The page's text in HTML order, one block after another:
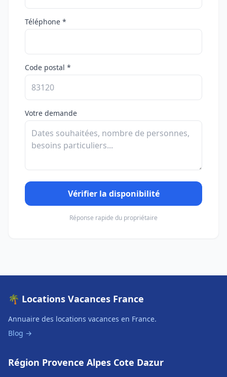
Téléphone *
Code postal *
Votre demande
Vérifier la disponibilité
Réponse rapide du propriétaire
🌴 Locations Vacances France
Annuaire des locations vacances en France.
Blog →
Région Provence Alpes Cote Dazur